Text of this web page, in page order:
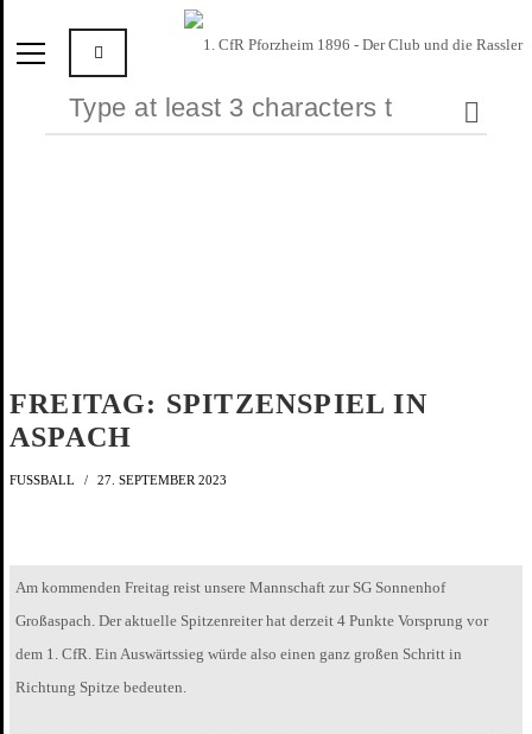
FREITAG: SPITZENSPIEL IN
ASPACH
FUSSBALL 27. SEPTEMBER 2023
Am kommenden Freitag reist unsere Mannschaft zur SG Sonnenhof
Großaspach. Der aktuelle Spitzenreiter hat derzeit 4 Punkte Vorsprung vor
dem 1. CfR. Ein Auswärtssieg würde also einen ganz großen Schritt in
Richtung Spitze bedeuten.